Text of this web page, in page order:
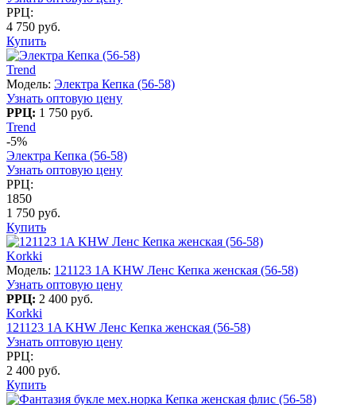
РРЦ:
4 750 руб.
Купить
Trend
Модель: Электра Кепка (56-58)
Узнать оптовую цену
РРЦ: 1 750 руб.
Trend
-5%
Электра Кепка (56-58)
Узнать оптовую цену
РРЦ:
1850
1 750 руб.
Купить
Korkki
Модель: 121123 1A KHW Ленс Кепка женская (56-58)
Узнать оптовую цену
РРЦ: 2 400 руб.
Korkki
121123 1A KHW Ленс Кепка женская (56-58)
Узнать оптовую цену
РРЦ:
2 400 руб.
Купить